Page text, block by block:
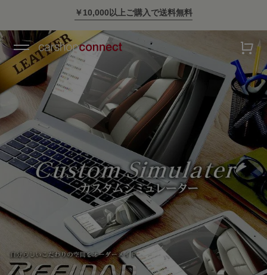
スタイリッシュに車に乗ろう。